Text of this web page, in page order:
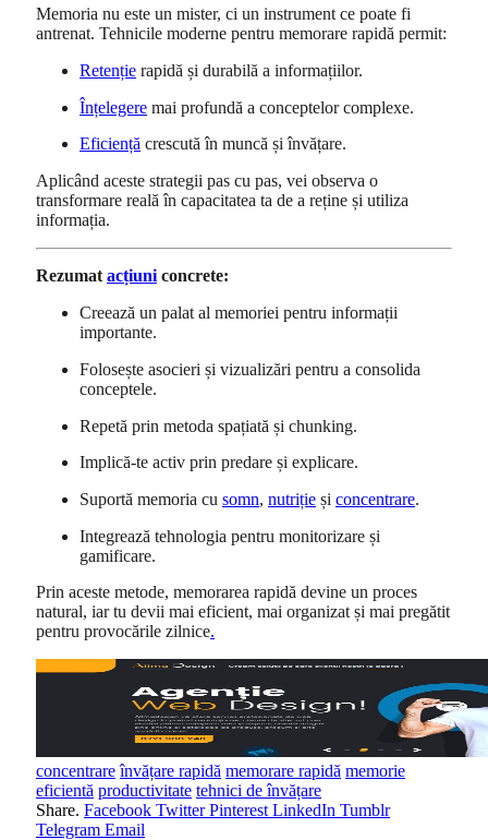
Memoria nu este un mister, ci un instrument ce poate fi
antrenat. Tehnicile moderne pentru memorare rapidă permit:
Retenție rapidă și durabilă a informațiilor.
Înțelegere mai profundă a conceptelor complexe.
Eficiență crescută în muncă și învățare.
Aplicând aceste strategii pas cu pas, vei observa o
transformare reală în capacitatea ta de a reține și utiliza
informația.
Rezumatacțiuniconcrete:
Creează un palat al memoriei pentru informații
importante.
Folosește asocieri și vizualizări pentru a consolida
conceptele.
Repetă prin metoda spațiată și chunking.
Implică-te activ prin predare și explicare.
Suportă memoria cu somn, nutriție și concentrare.
Integrează tehnologia pentru monitorizare și
gamificare.
Prin aceste metode, memorarea rapidă devine un proces
natural, iar tu devii mai eficient, mai organizat și mai pregătit
pentru provocările zilnice.
concentrare învățare rapidă memorare rapidă memorie
eficientă productivitate tehnici de învățare
Share. Facebook Twitter Pinterest LinkedIn Tumblr
Telegram Email